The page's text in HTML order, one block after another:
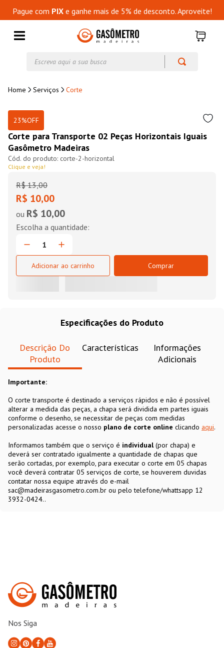
Pague com PIXe ganhe mais de 5% de desconto. Aproveite!
Serviços Corte
23%OFF
Corte para Transporte 02 Peças Horizontais Iguais
Gasômetro Madeiras
corte-2-horizontal
Clique e veja!
R$ 13,00
R$ 10,00
ou R$ 10,00
Adicionar ao carrinho Comprar
Especificações do Produto
Descrição Do
Produto
Características
Informações
Adicionais
Importante:
O corte transporte é destinado a serviços rápidos e não é possível
alterar a medida das peças, a chapa será dividida em partes iguais
conforme o desenho, se necessitar de peças com medidas
personalizadas acesse o nosso plano de corte online clicando aqui.
Informamos também que o serviço é individual(por chapa) e
deverá ser contratado igualmente a quantidade de chapas que
serão cortadas, por exemplo, para executar o corte em 05 chapas
você deverá contratar 05 serviços de corte, se houverem duvidas
contatar nossa equipe através do e-mail
sac@madeirasgasometro.com.br ou pelo telefone/whattsapp 12
3932-0424..
Nos Siga